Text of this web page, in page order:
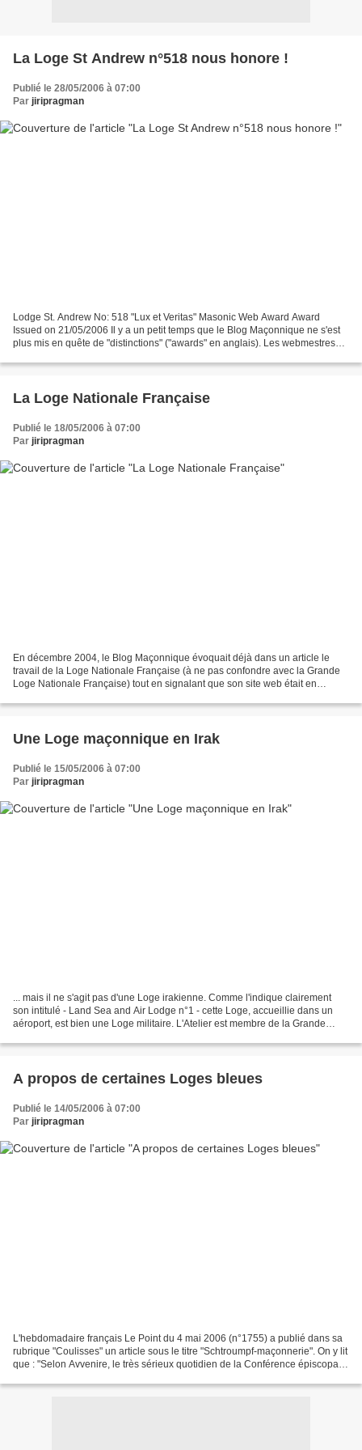
La Loge St Andrew n°518 nous honore !
Publié le 28/05/2006 à 07:00
Par jiripragman
Lodge St. Andrew No: 518 "Lux et Veritas" Masonic Web Award Award
Issued on 21/05/2006 Il y a un petit temps que le Blog Maçonnique ne s'est
plus mis en quête de "distinctions" ("awards" en anglais). Les webmestres
La Loge Nationale Française
Publié le 18/05/2006 à 07:00
Par jiripragman
En décembre 2004, le Blog Maçonnique évoquait déjà dans un article le
travail de la Loge Nationale Française (à ne pas confondre avec la Grande
Loge Nationale Française) tout en signalant que son site web était en
Une Loge maçonnique en Irak
Publié le 15/05/2006 à 07:00
Par jiripragman
... mais il ne s'agit pas d'une Loge irakienne. Comme l'indique clairement
son intitulé - Land Sea and Air Lodge n°1 - cette Loge, accueillie dans un
aéroport, est bien une Loge militaire. L'Atelier est membre de la Grande
A propos de certaines Loges bleues
Publié le 14/05/2006 à 07:00
Par jiripragman
L'hebdomadaire français Le Point du 4 mai 2006 (n°1755) a publié dans sa
rubrique "Coulisses" un article sous le titre "Schtroumpf-maçonnerie". On y lit
que : "Selon Avvenire, le très sérieux quotidien de la Conférence épiscopale